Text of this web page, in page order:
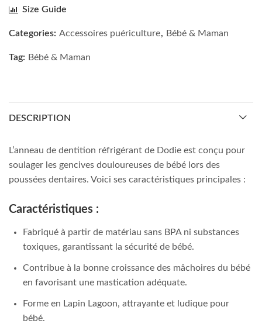
Size Guide
Categories: Accessoires puériculture, Bébé & Maman
Tag: Bébé & Maman
DESCRIPTION
L’anneau de dentition réfrigérant de Dodie est conçu pour
soulager les gencives douloureuses de bébé lors des
poussées dentaires. Voici ses caractéristiques principales :
Caractéristiques :
Fabriqué à partir de matériau sans BPA ni substances
toxiques, garantissant la sécurité de bébé.
Contribue à la bonne croissance des mâchoires du bébé
en favorisant une mastication adéquate.
Forme en Lapin Lagoon, attrayante et ludique pour
bébé.